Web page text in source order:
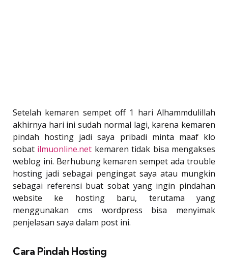
Setelah kemaren sempet off 1 hari Alhammdulillah
akhirnya hari ini sudah normal lagi, karena kemaren
pindah hosting jadi saya pribadi minta maaf klo
sobat ilmuonline.net kemaren tidak bisa mengakses
weblog ini. Berhubung kemaren sempet ada trouble
hosting jadi sebagai pengingat saya atau mungkin
sebagai referensi buat sobat yang ingin pindahan
website ke hosting baru, terutama yang
menggunakan cms wordpress bisa menyimak
penjelasan saya dalam post ini.
Cara Pindah Hosting